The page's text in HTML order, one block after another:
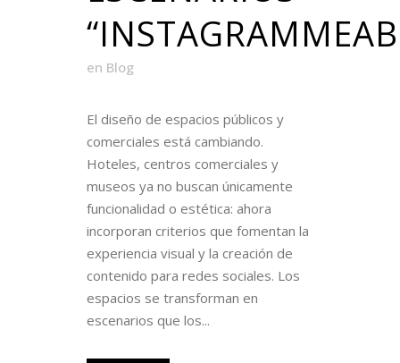
en Blog
El diseño de espacios públicos y
comerciales está cambiando.
Hoteles, centros comerciales y
museos ya no buscan únicamente
funcionalidad o estética: ahora
incorporan criterios que fomentan la
experiencia visual y la creación de
contenido para redes sociales. Los
espacios se transforman en
escenarios que los...